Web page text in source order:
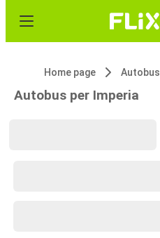
Home page Autobus
Autobus per Imperia